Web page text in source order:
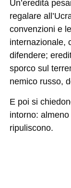
Un’eredità
regalare
convenzioni e
internazionale,
difendere;
sporco sul
nemico russo,
E poi si
intorno:
ripuliscono.